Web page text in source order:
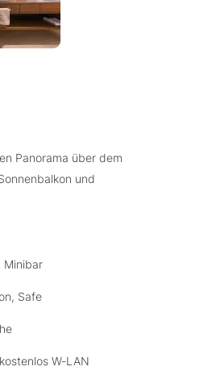
Panorama über dem
und
Minibar
Safe
W-LAN